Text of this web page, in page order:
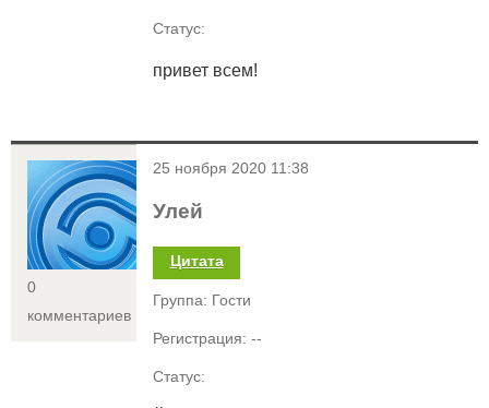
Статус:
привет всем!
<
0
комментариев
25 ноября 2020 11:38
Улей
Цитата
Группа: Гости
Регистрация: --
Статус: